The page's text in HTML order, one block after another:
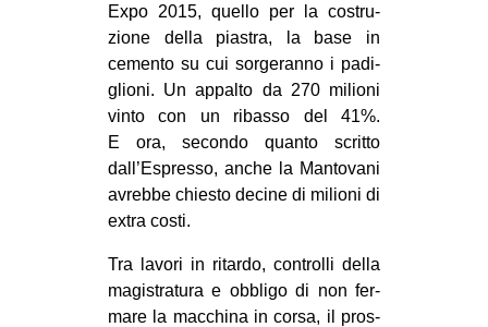
Expo 2015, quello per la costru­
zione della pia­stra, la base in
cemento su cui sor­ge­ranno i padi­
glioni. Un appalto da 270 milioni
vinto con un ribasso del 41%.
E ora, secondo quanto scritto
dall’Espresso, anche la Man­to­vani
avrebbe chie­sto decine di milioni di
extra costi.
Tra lavori in ritardo, con­trolli della
magi­stra­tura e obbligo di non fer­
mare la mac­china in corsa, il pros­